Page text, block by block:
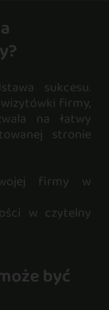
sukcesu.
firmy,
na łatwy
stronie
firmy w
w czytelny
być